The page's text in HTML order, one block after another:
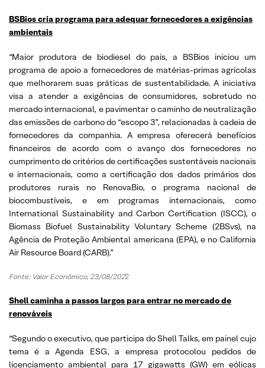
BSBios cria programa para adequar fornecedores a exigências
ambientais
“Maior produtora de biodiesel do país, a BSBios iniciou um
programa de apoio a fornecedores de matérias-primas agrícolas
que melhorarem suas práticas de sustentabilidade. A iniciativa
visa a atender a exigências de consumidores, sobretudo no
mercado internacional, e pavimentar o caminho de neutralização
das emissões de carbono do “escopo 3”, relacionadas à cadeia de
fornecedores da companhia. A empresa oferecerá benefícios
financeiros de acordo com o avanço dos fornecedores no
cumprimento de critérios de certificações sustentáveis nacionais
e internacionais, como a certificação dos dados primários dos
produtores rurais no RenovaBio, o programa nacional de
biocombustíveis, e em programas internacionais, como
International Sustainability and Carbon Certification (ISCC), o
Biomass Biofuel Sustainability Voluntary Scheme (2BSvs), na
Agência de Proteção Ambiental americana (EPA), e no California
Air Resource Board (CARB).”
Fonte: Valor Econômico, 23/08/2022
Shell caminha a passos largos para entrar no mercado de
renováveis
“Segundo o executivo, que participa do Shell Talks, em painel cujo
tema é a Agenda ESG, a empresa protocolou pedidos de
licenciamento ambiental para 17 gigawatts (GW) em eólicas